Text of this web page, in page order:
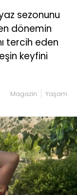
sezonunu
dönemin
tercih eden
keyfini
Magazin Yaşam